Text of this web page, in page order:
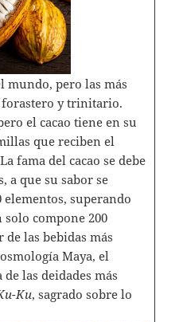
mundo, pero las más
y trinitario.
el cacao tiene en su
que reciben el
fama del cacao se debe
a que su sabor se
elementos, superando
compone 200
de las bebidas más
Maya, el
las deidades más
Ku, sagrado sobre lo